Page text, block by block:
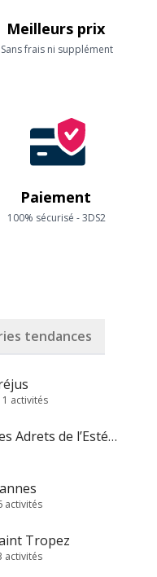
Meilleurs prix
Sans frais ni supplément
Paiement
100% sécurisé - 3DS2
tendances
activités
Les Adrets de l’Estérel
activités
Tropez
activités